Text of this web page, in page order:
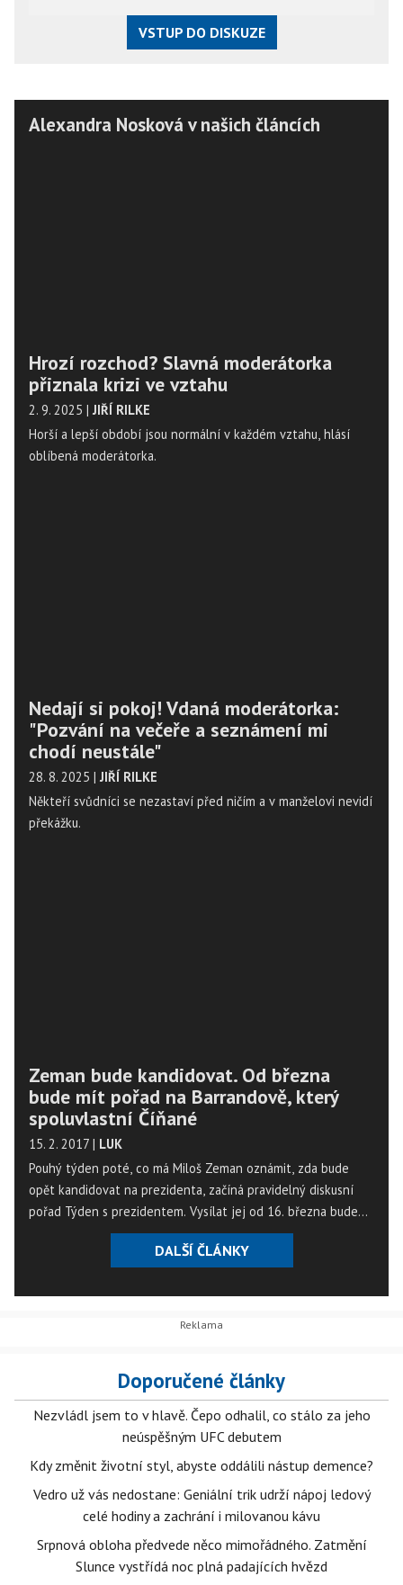
VSTUP DO DISKUZE
Alexandra Nosková v našich článcích
Hrozí rozchod? Slavná moderátorka
přiznala krizi ve vztahu
2. 9. 2025 | JIŘÍ RILKE
Horší a lepší období jsou normální v každém vztahu, hlásí
oblíbená moderátorka.
Nedají si pokoj! Vdaná moderátorka:
"Pozvání na večeře a seznámení mi
chodí neustále"
28. 8. 2025 | JIŘÍ RILKE
Někteří svůdníci se nezastaví před ničím a v manželovi nevidí
překážku.
Zeman bude kandidovat. Od března
bude mít pořad na Barrandově, který
spoluvlastní Číňané
15. 2. 2017 | LUK
Pouhý týden poté, co má Miloš Zeman oznámit, zda bude
opět kandidovat na prezidenta, začíná pravidelný diskusní
pořad Týden s prezidentem. Vysílat jej od 16. března bude
TV Barrandov, která patří vydavatelství Empresa Media, v
němž má podíl privátní čínská společnost CEFC.
DALŠÍ ČLÁNKY
Doporučené články
Nezvládl jsem to v hlavě. Čepo odhalil, co stálo za jeho
neúspěšným UFC debutem
Kdy změnit životní styl, abyste oddálili nástup demence?
Vedro už vás nedostane: Geniální trik udrží nápoj ledový
celé hodiny a zachrání i milovanou kávu
Srpnová obloha předvede něco mimořádného. Zatmění
Slunce vystřídá noc plná padajících hvězd